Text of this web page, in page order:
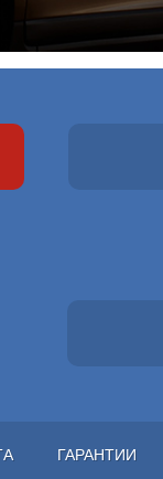
ГАРАНТИИ